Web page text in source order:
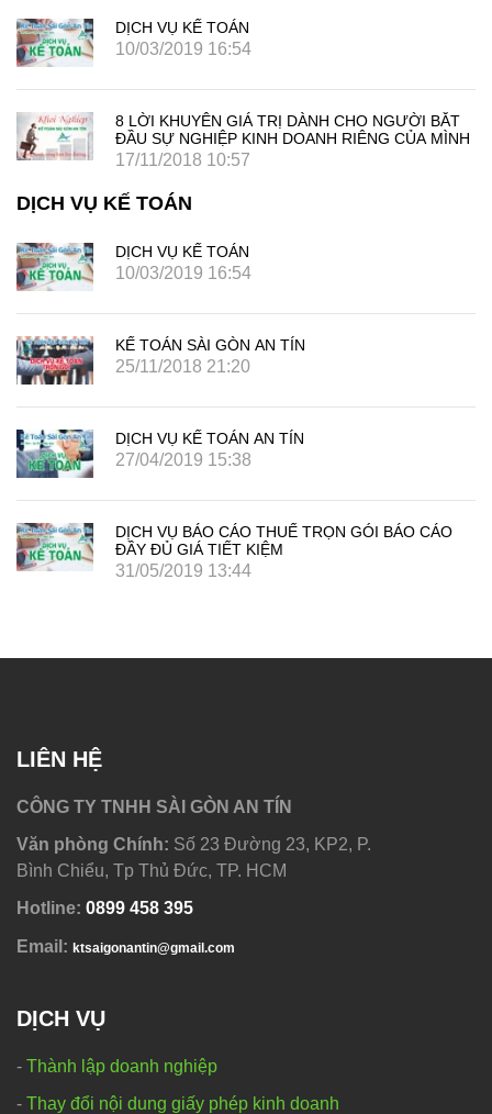
DỊCH VỤ KẾ TOÁN
10/03/2019 16:54
8 LỜI KHUYÊN GIÁ TRỊ DÀNH CHO NGƯỜI BẮT
ĐẦU SỰ NGHIỆP KINH DOANH RIÊNG CỦA MÌNH
17/11/2018 10:57
DỊCH VỤ KẾ TOÁN
DỊCH VỤ KẾ TOÁN
10/03/2019 16:54
KẾ TOÁN SÀI GÒN AN TÍN
25/11/2018 21:20
DỊCH VỤ KẾ TOÁN AN TÍN
27/04/2019 15:38
DỊCH VỤ BÁO CÁO THUẾ TRỌN GÓI BÁO CÁO
ĐẦY ĐỦ GIÁ TIẾT KIỆM
31/05/2019 13:44
LIÊN HỆ
CÔNG TY TNHH SÀI GÒN AN TÍN
Văn phòng Chính: Số 23 Đường 23, KP2, P.
Bình Chiểu, Tp Thủ Đức, TP. HCM
Hotline: 0899 458 395
Email: ktsaigonantin@gmail.com
DỊCH VỤ
- Thành lập doanh nghiệp
- Thay đổi nội dung giấy phép kinh doanh